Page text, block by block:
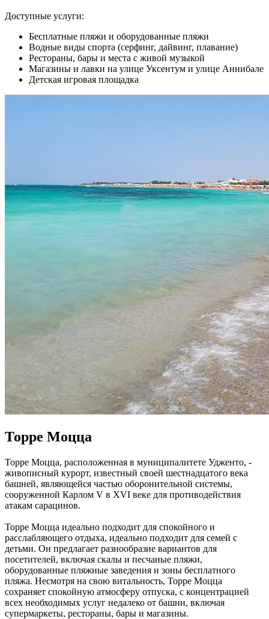
Доступные услуги:
Бесплатные пляжи и оборудованные пляжи
Водные виды спорта (серфинг, дайвинг, плавание)
Рестораны, бары и места с живой музыкой
Магазины и лавки на улице Уксентум и улице Аннибале
Детская игровая площадка
Торре Моцца
Торре Моцца, расположенная в муниципалитете Удженто, -
живописный курорт, известный своей шестнадцатого века
башней, являющейся частью оборонительной системы,
сооруженной Карлом V в XVI веке для противодействия
атакам сарацинов.
Торре Моцца идеально подходит для спокойного и
расслабляющего отдыха, идеально подходит для семей с
детьми. Он предлагает разнообразие вариантов для
посетителей, включая скалы и песчаные пляжи,
оборудованные пляжные заведения и зоны бесплатного
пляжа. Несмотря на свою витальность, Торре Моцца
сохраняет спокойную атмосферу отпуска, с концентрацией
всех необходимых услуг недалеко от башни, включая
супермаркеты, рестораны, бары и магазины.